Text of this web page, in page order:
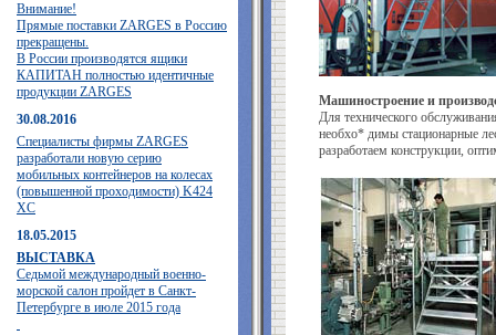
Внимание!
Прямые поставки ZARGES в Россию
прекращены.
В России производятся ящики
КАПИТАН полностью идентичные
продукции ZARGES
30.08.2016
Специалисты фирмы ZARGES
разработали новую серию
мобильных контейнеров на колесах
(повышенной проходимости) K424
XC
18.05.2015
ВЫСТАВКА
Седьмой международный военно-
морской салон пройдет в Санкт-
Петербурге в июле 2015 года
Машиностроение и
Для технического
необхо* димы стационарные
разработаем конструкции,